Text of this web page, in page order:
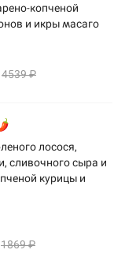
копченой
и икры масаго
4539 ₽
лосося,
сливочного сыра и
курицы и
1869 ₽